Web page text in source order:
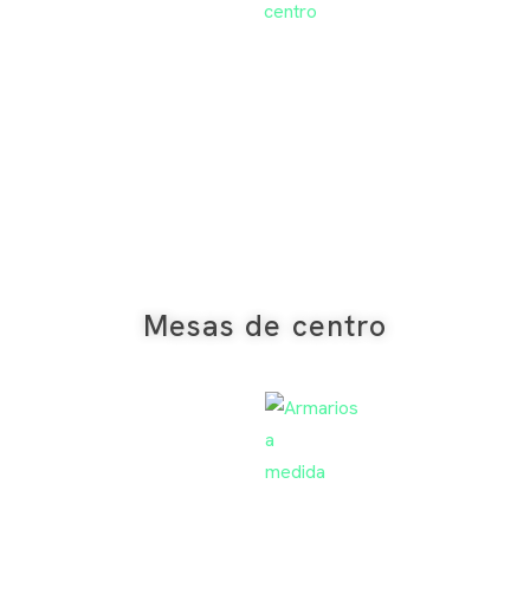
Mesas de centro